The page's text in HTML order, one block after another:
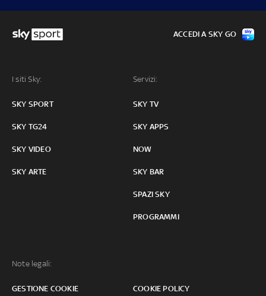
I siti Sky:
SKY SPORT
SKY TG24
SKY VIDEO
SKY ARTE
Servizi:
SKY TV
SKY APPS
NOW
SKY BAR
SPAZI SKY
PROGRAMMI
Note legali:
GESTIONE COOKIE COOKIE POLICY
ACCEDI A SKY GO